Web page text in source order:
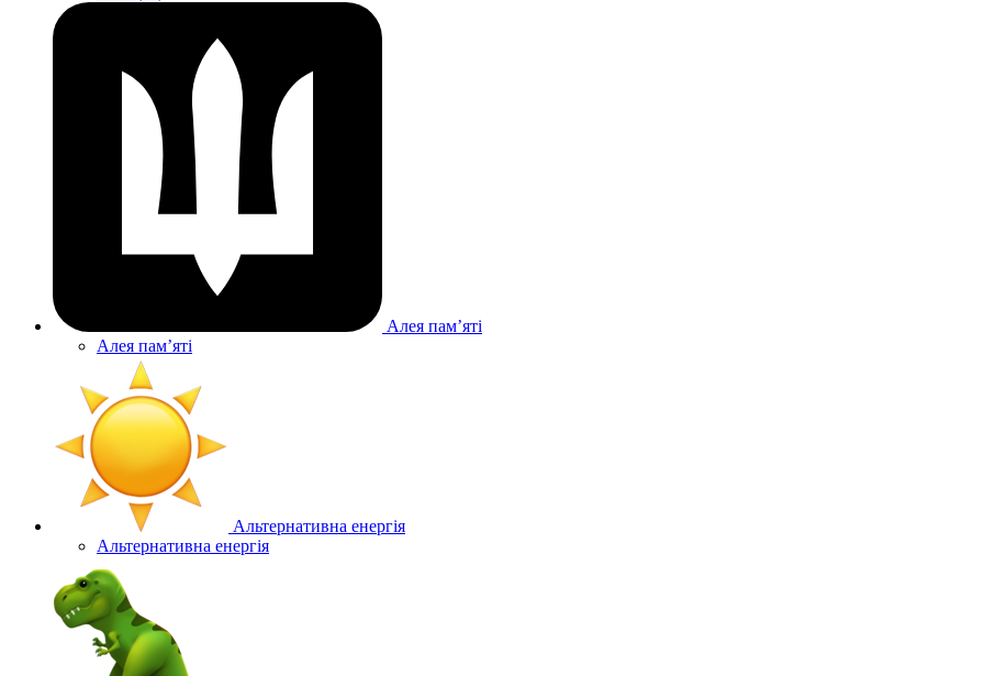
Алея памʼяті
Алея памʼяті
Альтернативна енергія
Альтернативна енергія